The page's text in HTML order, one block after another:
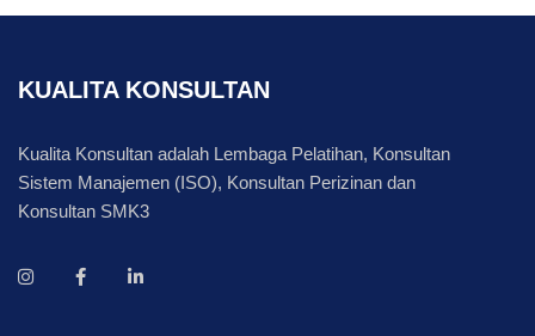
KUALITA KONSULTAN
Kualita Konsultan adalah Lembaga Pelatihan, Konsultan
Sistem Manajemen (ISO), Konsultan Perizinan dan
Konsultan SMK3